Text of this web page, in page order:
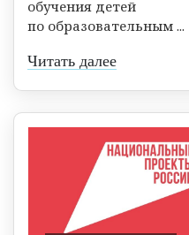
обучения детей
по образовательным ...
Читать далее